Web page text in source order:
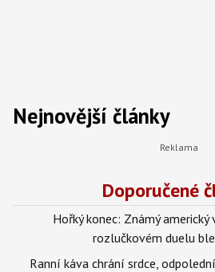
Nejnovější články
Doporučené
Hořký konec: Známý
rozlučkovém duelu
Ranní káva chrání srdce,